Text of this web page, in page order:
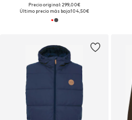
Precio original: 299,00€
Último precio más bajo:104,50€